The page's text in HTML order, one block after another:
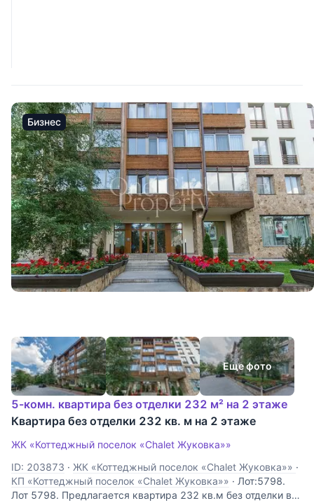
Бизнес
Еще фото
5-комн. квартира без отделки 232 м² на 2 этаже
Квартира без отделки 232 кв. м на 2 этаже
ЖК «Коттеджный поселок «Chalet Жуковка»»
ID: 203873 · ЖК «Коттеджный поселок «Chalet Жуковка»» ·
КП «Коттеджный поселок «Chalet Жуковка»» · Лот:5798.
Лот 5798. Предлагается квартира 232 кв.м без отделки в